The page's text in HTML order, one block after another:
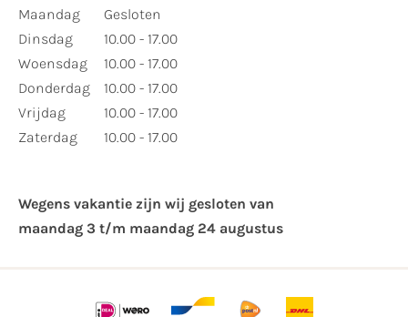
Maandag
Dinsdag
Woensdag
Donderdag
Vrijdag
Zaterdag
Gesloten
10.00 - 17.00
10.00 - 17.00
10.00 - 17.00
10.00 - 17.00
10.00 - 17.00
Wegens vakantie zijn wij gesloten van ​
maandag 3 t/m maandag 24 augustus